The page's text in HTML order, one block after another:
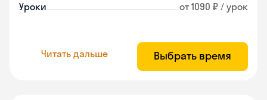
Уроки от 1090 ₽ / урок
Читать дальше Выбрать время